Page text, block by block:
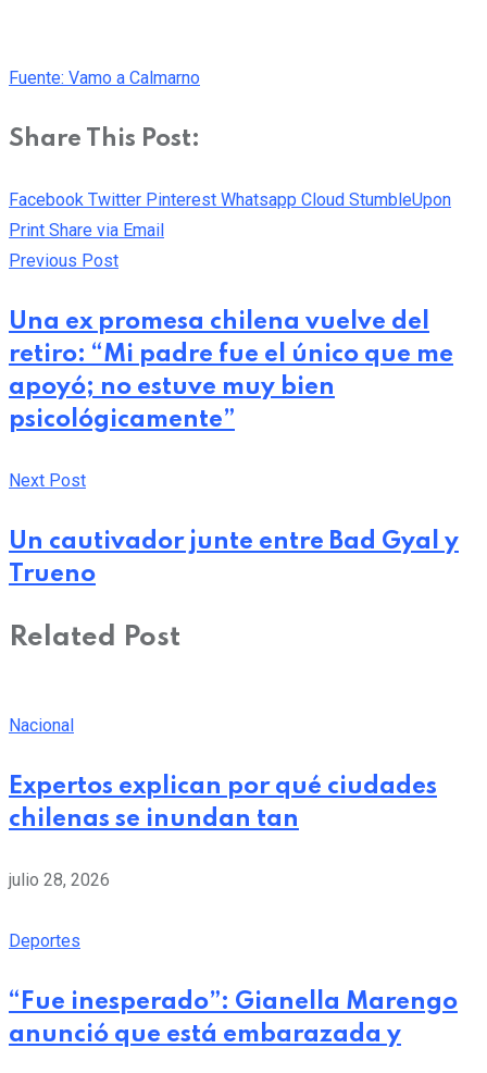
Fuente: Vamo a Calmarno
Share This Post:
Facebook Twitter Pinterest Whatsapp Cloud StumbleUpon
Print Share via Email
Previous Post
Una ex promesa chilena vuelve del
retiro: “Mi padre fue el único que me
apoyó; no estuve muy bien
psicológicamente”
Next Post
Un cautivador junte entre Bad Gyal y
Trueno
Related Post
Nacional
Expertos explican por qué ciudades
chilenas se inundan tan
julio 28, 2026
Deportes
“Fue inesperado”: Gianella Marengo
anunció que está embarazada y